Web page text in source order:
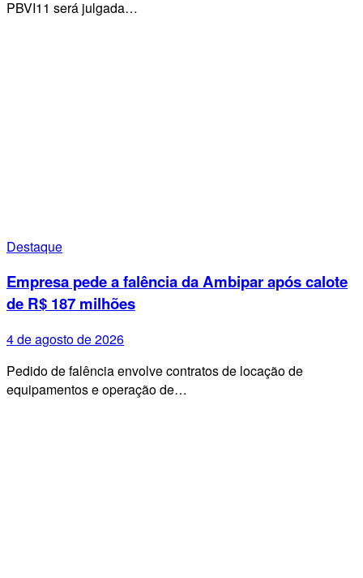
PBVI11 será julgada…
Destaque
Empresa pede a falência da Ambipar após calote
de R$ 187 milhões
4 de agosto de 2026
Pedido de falência envolve contratos de locação de
equipamentos e operação de…